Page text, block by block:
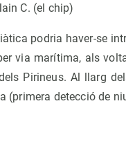
C. (el chip)
podria haver-se
via marítima, als
Pirineus. Al llarg
(primera detecció de